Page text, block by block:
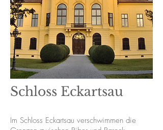
Schloss Eckartsau
Im Schloss Eckartsau verschwimmen die